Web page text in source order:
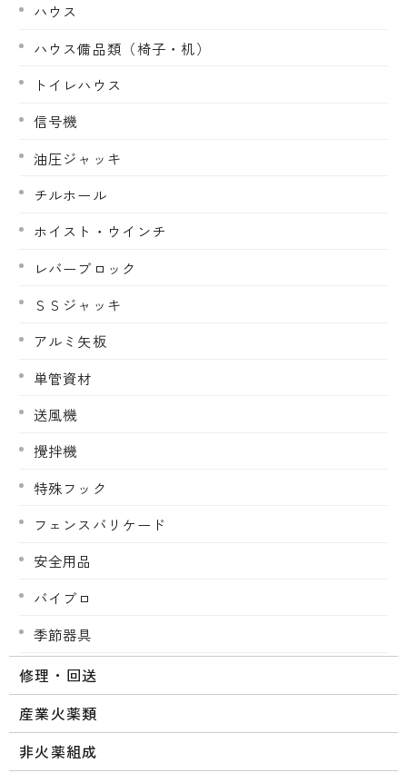
ハウス
ハウス備品類（椅子・机）
トイレハウス
信号機
油圧ジャッキ
チルホール
ホイスト・ウインチ
レバーブロック
ＳＳジャッキ
アルミ矢板
単管資材
送風機
攪拌機
特殊フック
フェンスバリケード
安全用品
バイブロ
季節器具
修理・回送
産業火薬類
非火薬組成